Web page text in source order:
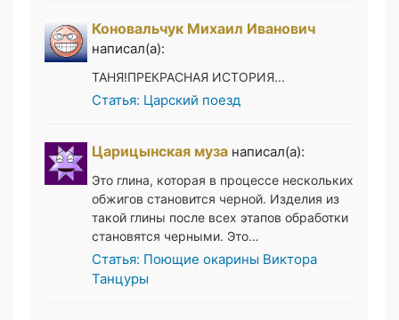
Коновальчук Михаил Иванович
написал(а):
ТАНЯ!ПРЕКРАСНАЯ ИСТОРИЯ...
Статья: Царский поезд
Царицынская муза написал(а):
Это глина, которая в процессе нескольких
обжигов становится черной. Изделия из
такой глины после всех этапов обработки
становятся черными. Это…
Статья: Поющие окарины Виктора
Танцуры